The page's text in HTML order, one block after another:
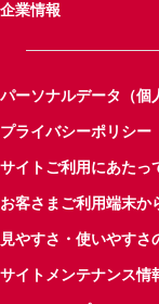
企業情報
パーソナルデータ（個
プライバシーポリシー
サイトご利用にあたっ
お客さまご利用端末か
見やすさ・使いやすさ
サイトメンテナンス情